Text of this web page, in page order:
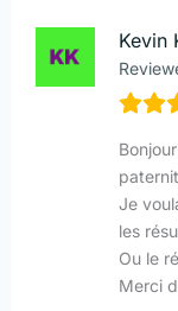
Kevin
Je
les
Ou le
Merci